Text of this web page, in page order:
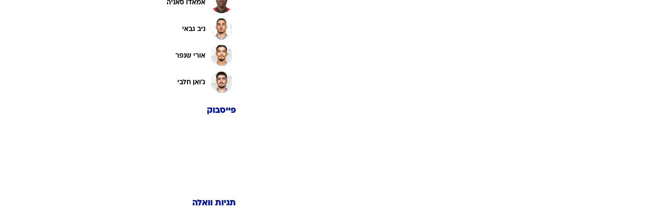
אמאדו סאניה
ניב גבאי
אורי שנפר
ג'ואן חלבי
פייסבוק
תגיות וואלה